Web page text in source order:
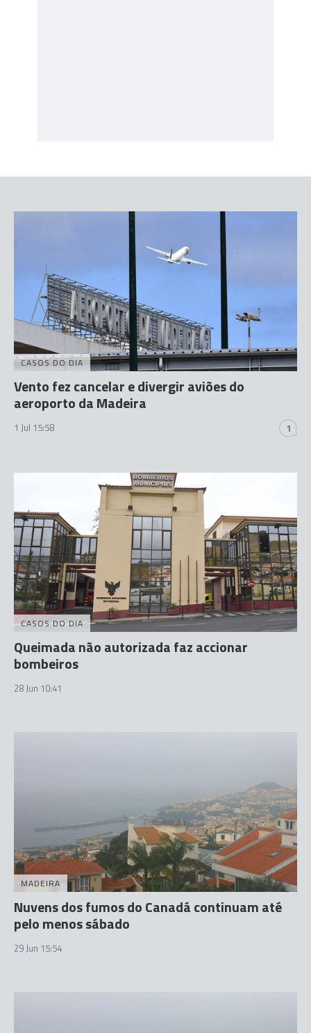
CASOS DO DIA
Vento fez cancelar e divergir aviões do
aeroporto da Madeira
1 Jul 15:58 1
CASOS DO DIA
Queimada não autorizada faz accionar
bombeiros
28 Jun 10:41
MADEIRA
Nuvens dos fumos do Canadá continuam até
pelo menos sábado
29 Jun 15:54